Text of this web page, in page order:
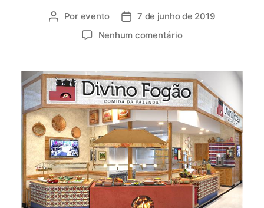
Por evento
7 de junho de 2019
Nenhum comentário